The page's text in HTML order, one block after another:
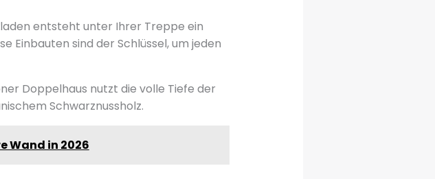
entsteht unter Ihrer Treppe ein
Einbauten sind der Schlüssel, um jeden
Doppelhaus nutzt die volle Tiefe der
Schwarznussholz.
Wand in 2026